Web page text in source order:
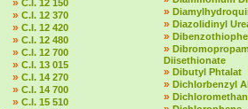
» C.I. 12 150
» C.I. 12 370
» C.I. 12 420
» C.I. 12 480
» C.I. 12 700
» C.I. 13 015
» C.I. 14 270
» C.I. 14 700
» C.I. 15 510
»
» Diazolidinyl
»
»
Diisethionate
» Dibutyl Phtalat
» Dichlorbenzyl
»